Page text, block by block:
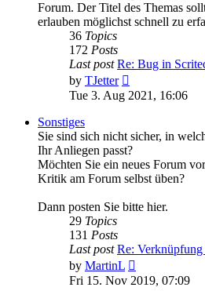
Forum. Der Titel des Themas
erlauben möglichst schnell zu
36 Topics
172 Posts
Last post Re: Bug in
by TJetter
the
Tue 3. Aug 2021, 16:06
Sonstiges
Sie sind sich nicht sicher, in
Ihr Anliegen passt?
Möchten Sie ein neues Forum
Kritik am Forum selbst üben?
Dann posten Sie bitte hier.
29 Topics
131 Posts
Last post Re:
by MartinL
the
Fri 15. Nov 2019, 07:09